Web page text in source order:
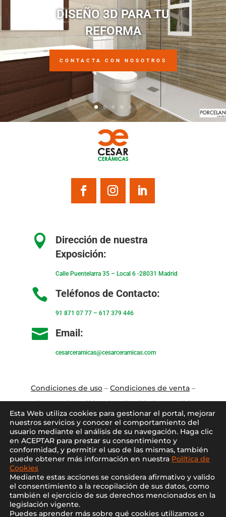
DISEÑO 3D PARA TU
REFORMA
CONTACTA CON NOSOTROS

Dirección de nuestra
Exposición:
Calle Puentelarra 35 – Local 6 -28031 Madrid
 Teléfonos de Contacto:
91 871 07 77– 617 379 446
 Email:
cesarceramicas@cesarceramicas.com
Condiciones de uso– Condiciones de venta–
Aviso Legal–Política de privacidad –Política
de cookies
Blog–Contacto–Conócenos –Mi Cuenta
Esta Web utiliza cookies para gestionar el portal, mejorar
nuestros servicios y conocer el comportamiento del
usuario mediante el análisis de su navegación. Haga clic
en ACEPTAR para prestar su consentimiento y
conformidad, y permitir el uso de las mismas, también
puede obtener más información en nuestra Política de
Cookies
Mediante estas acciones se considera afirmativo y valido
el consentimiento a la recopilación de sus datos, como
también el ejercicio de sus derechos mencionados en la
legislación vigente.
Puedes aprender más sobre qué cookies utilizamos o